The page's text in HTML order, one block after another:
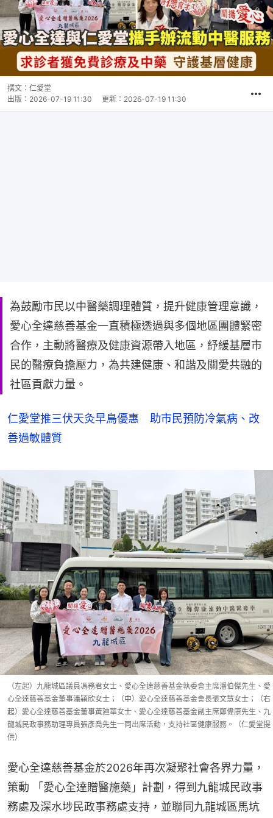
撰文： 仁愛堂
出版： 2026-07-19 11:30 更新： 2026-07-19 11:30
為鼓勵市民以中醫藥調理體質，提升健康管理意識，
愛心全達慈善基金一直積極透過與多個地區團體緊密
合作，主動將醫療及健康資源帶入地區，紓緩基層市
民的醫療負擔壓力，為共建健康、和諧及關愛共融的
社區貢獻力量。
仁愛堂推三伏天灸早鳥優惠 助市民預防冷氣病、改
善過敏體質
（左起）九龍城區議員馮務君女士、愛心全達慈善基金執委會主席潘伯傑先生、愛
心全達慈善基金董事潘穎欣女士；（中）愛心全達慈善基金會長張文慧女士；（右
起）愛心全達慈善基金董事黃廸華女士、愛心全達慈善基金副主席鄭偉康先生、九
龍城民政事務助理專員張彥喬先生一同出席活動，支持社區健康服務。（仁愛堂提
供）
愛心全達慈善基金於2026年再次凝聚社會各界力量，
策動 「愛心全達贈醫施藥」計劃，得到九龍城民政事
務處及深水埗民政事務處支持，並聯同九龍城區馬坑